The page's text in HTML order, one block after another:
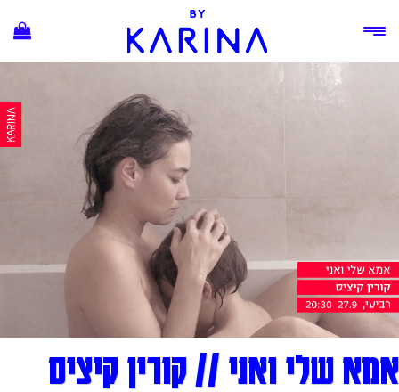
אמא שלי ואני // קורין קיציס